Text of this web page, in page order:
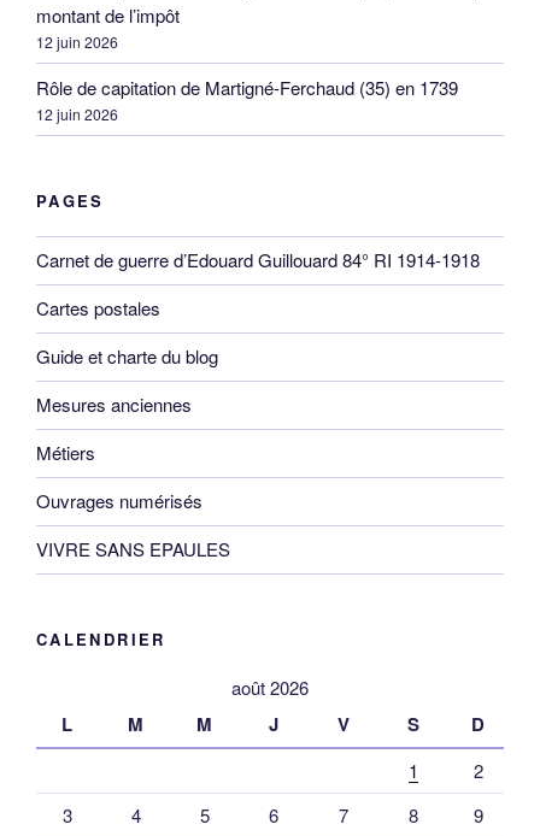
montant de l’impôt
12 juin 2026
Rôle de capitation de Martigné-Ferchaud (35) en 1739
12 juin 2026
PAGES
Carnet de guerre d’Edouard Guillouard 84° RI 1914-1918
Cartes postales
Guide et charte du blog
Mesures anciennes
Métiers
Ouvrages numérisés
VIVRE SANS EPAULES
CALENDRIER
août 2026
L M M J V S D
1
2
3
4 5 6 7 8
9